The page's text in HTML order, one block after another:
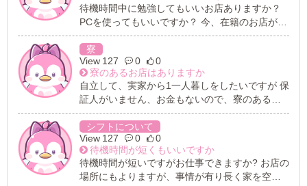
待機時間中に勉強してもいいお店ありますか？
PCを使ってもいいですか？ 今、在籍のお店が集
団待機なので気まずくて勉強できません。 個室
待機だとうれしいのです。
寮
127
0
0
寮のあるお店はありますか
自立して、実家から1一人暮しをしたいですが 保
証人がいません、お金もないので、寮のあるお
店はありますか? 寮が無い場合、不動産などの紹
介や相談に乗っていただくことは可能でしょう
か? 頑張って稼ぎたいです。
シフトについて
127
0
0
待機時間が短くもいいですか
待機時間が短いですがお仕事できますか? お店の
場所にもよりますが、事情が有り長く家を空け